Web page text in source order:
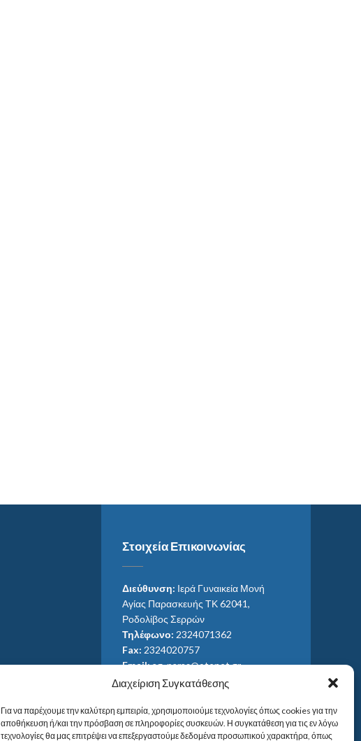
Διαχείριση Συγκατάθεσης
Για να παρέχουμε την καλύτερη εμπειρία, χρησιμοποιούμε τεχνολογίες όπως cookies για την
αποθήκευση ή/και την πρόσβαση σε πληροφορίες συσκευών. Η συγκατάθεση για τις εν λόγω
τεχνολογίες θα μας επιτρέψει να επεξεργαστούμε δεδομένα προσωπικού χαρακτήρα, όπως
Στοιχεία Επικοινωνίας
Διεύθυνση: Ιερά Γυναικεία Μονή
Αγίας Παρασκευής ΤΚ 62041,
Ροδολίβος Σερρών
Τηλέφωνο: 2324071362
Fax: 2324020757
Email:ag_paras@otenet.gr
Email:info@im-agparaskevis.gr
Από ανατολή έως και δύση του ηλίου.